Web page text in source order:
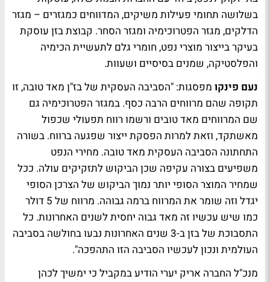
בשלושה תחומי פעילות משיקים, המדווחים כמגזרים – מגזר
הדלקים, מגזר הפטרוכימיה ומגזר הסחר. קבוצת בזן עוסקת
בעיקר בייצור מוצרי נפט, חומרי גלם לתעשיית הכימיה
והפלסטיקה, שמנים בסיסיים ושעוות.
נעם פינקו מפסגות: "הסביבה העסקית של בז"ן מאד טובה, זו
תקופה שהם מרווחים הרבה כסף. במגזר הפטרוכימיה גם
שם המרווחים מאד טובים ורשמו רווח תפעולי שכפול
מאשתקד, וזאת למרות הפסקת ייצור שפגעה ברווח. בשורה
התחתונה הסביבה העסקית מאד טובה. מחירי הנפט
משפיעים בצורה עקיפה שכן הביקוש לתזקיקים עולה. ככל
שמחיר המוצר הסופי יותר נמוך הביקוש של הצרכן הסופי
יגדל וזה שומר את המרווח ברמה גבוהה. מרווח של 5 דולר
כמו שיש עכשיו זה מאד גבוה יחסית לשנים האחרונות. כל
התסבוכת של בזן ב-3 שנים האחרונות נבעו בחולשה בסביבה
העולמית ונכון לעכשיו הסביבה הזו התהפכה".
מנכ"ל החברה אריק יערי הודיע במקביל כי ימשיך לכהן